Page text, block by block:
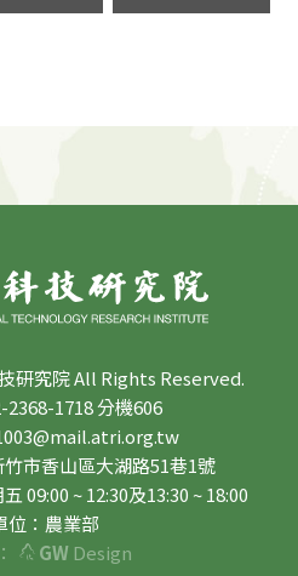
研究院 All Rights Reserved.
1718 分機606
市香山區大湖路51巷1號
09:00 ~ 12:30及13:30 ~ 18:00
位：農業部
GWDesign